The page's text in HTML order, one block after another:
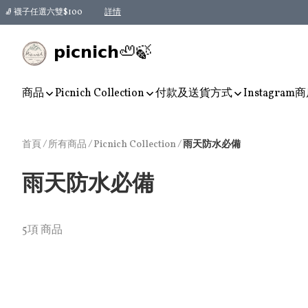
🧦 襪子任選六雙$100 詳情
𝗽𝗶𝗰𝗻𝗶𝗰𝗵🦥🍃
商品 Picnich Collection 付款及送貨方式 Instagram
首頁/ 所有商品 / Picnich Collection/ 雨天防水必備
雨天防水必備
5項 商品